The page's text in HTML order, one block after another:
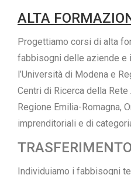
ALTA
Progettiamo corsi di alta
fabbisogni delle aziende e
l’Università di Modena e
Centri di Ricerca della
Regione Emilia-Romagna,
imprenditoriali e di
Individuiamo i fabbisogni